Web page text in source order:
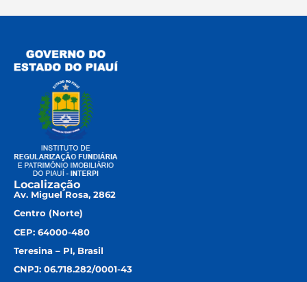
Localização
Av. Miguel Rosa, 2862
Centro (Norte)
CEP: 64000-480
Teresina – PI, Brasil
CNPJ: 06.718.282/0001-43